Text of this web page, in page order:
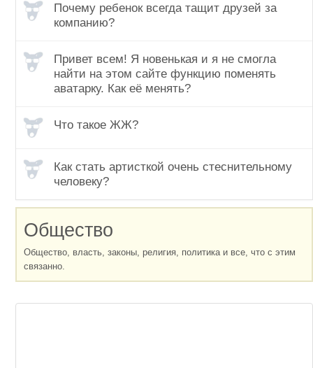
Почему ребенок всегда тащит друзей за
компанию?
Привет всем! Я новенькая и я не смогла
найти на этом сайте функцию поменять
аватарку. Как её менять?
Что такое ЖЖ?
Как стать артисткой очень стеснительному
человеку?
Общество
Общество, власть, законы, религия, политика и все, что с этим
связанно.